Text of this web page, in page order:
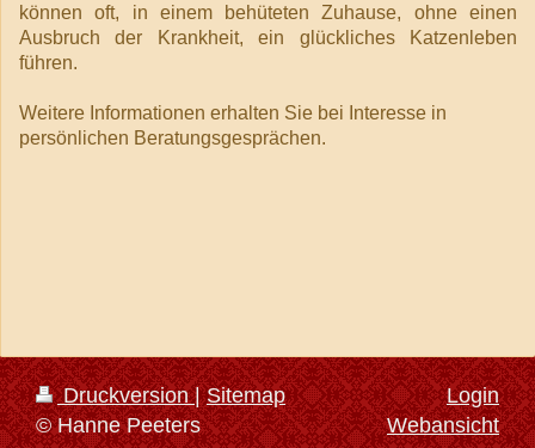
können oft, in einem behüteten Zuhause, ohne einen
Ausbruch der Krankheit, ein glückliches Katzenleben
führen.
Weitere Informationen erhalten Sie bei Interesse in
persönlichen Beratungsgesprächen.
Druckversion| Sitemap
© Hanne Peeters
Login
Webansicht